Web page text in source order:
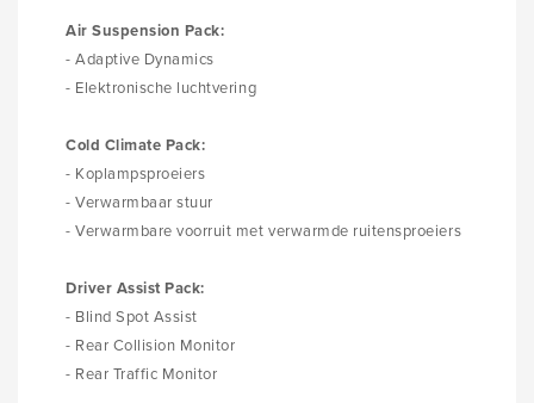
Air Suspension Pack:
- Adaptive Dynamics
- Elektronische luchtvering
Cold Climate Pack:
- Koplampsproeiers
- Verwarmbaar stuur
- Verwarmbare voorruit met verwarmde ruitensproeiers
Driver Assist Pack:
- Blind Spot Assist
- Rear Collision Monitor
- Rear Traffic Monitor